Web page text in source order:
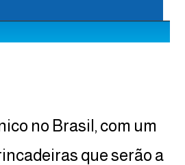
no Brasil, com um
que serão a